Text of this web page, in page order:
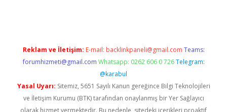
Reklam ve İletişim: E-mail: backlinkpaneli@gmail.com Teams:
forumhizmeti@gmail.com Whatsapp: 0262 606 0 726 Telegram:
@karabul
Yasal Uyarı: Sitemiz, 5651 Sayılı Kanun gereğince Bilgi Teknolojileri
ve İletişim Kurumu (BTK) tarafından onaylanmış bir Yer Sağlayıcı
olarak hizmet vermektedir. Bu nedenle, sitedeki içerikleri proaktif